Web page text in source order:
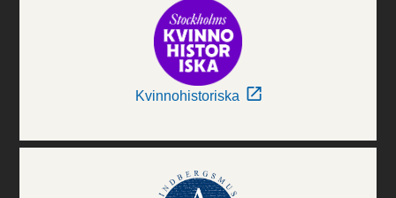
Kvinnohistoriska